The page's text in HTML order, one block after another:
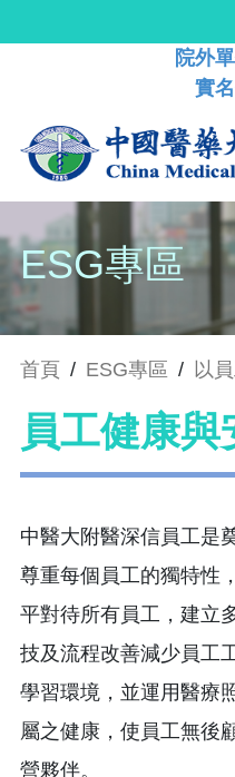
院外
實
ESG專區
首頁 / ESG專區 / 以
員工健康與
中醫大附醫深信員工是
尊重每個員工的獨特性
平對待所有員工，建立
技及流程改善減少員工
學習環境，並運用醫療
屬之健康，使員工無後
營夥伴。